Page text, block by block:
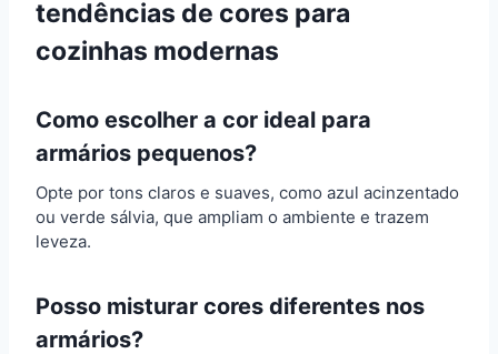
tendências de cores para
cozinhas modernas
Como escolher a cor ideal para
armários pequenos?
Opte por tons claros e suaves, como azul acinzentado
ou verde sálvia, que ampliam o ambiente e trazem
leveza.
Posso misturar cores diferentes nos
armários?